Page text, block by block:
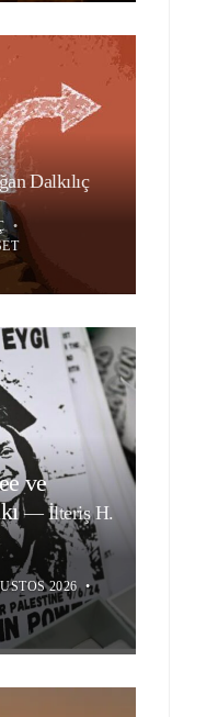
Dalkılıç
•
ve
— İlteriş H.
2026 •